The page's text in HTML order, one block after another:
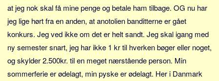
Social sikring og sundhed
Transport
Alle
Aspekter
Køb og salg
at jeg nok skal få mine penge og betale ham tilbage. OG nu har
jeg lige hørt fra en anden, at anotolien banditterne er gået
konkurs. Jeg ved ikke om det er helt sandt. Jeg skal igang med
ny semester snart, jeg har ikke 1 kr til hverken bøger eller noget,
og skylder 2.500kr. til en meget nærstående person. Min
sommerferie er ødelagt, min pyske er ødelagt. Her i Danmark